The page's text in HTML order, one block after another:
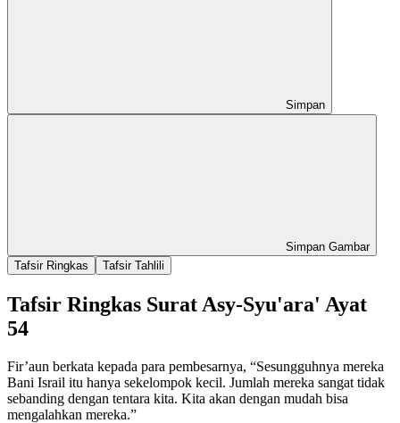
Simpan
Simpan Gambar
Tafsir Ringkas
Tafsir Tahlili
Tafsir Ringkas Surat Asy-Syu'ara' Ayat
54
Fir’aun berkata kepada para pembesarnya, “Sesungguhnya mereka
Bani Israil itu hanya sekelompok kecil. Jumlah mereka sangat tidak
sebanding dengan tentara kita. Kita akan dengan mudah bisa
mengalahkan mereka.”